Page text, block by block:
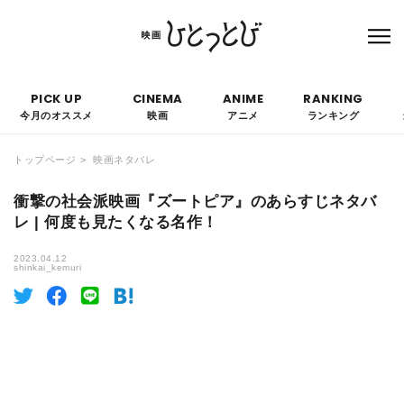
て優遇されることはありません。
PICK UP
今月のオススメ
CINEMA
映画
ANIME
アニメ
RANKING
ランキング
トップページ 映画ネタバレ
衝撃の社会派映画『ズートピア』のあらすじネタバ
レ | 何度も見たくなる名作！
2023.04.12
shinkai_kemuri